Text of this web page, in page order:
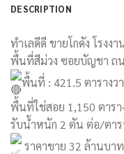
DESCRIPTION
ทำเลดีดี ขายโกดัง โรงง
พื้นที่สีม่วง ซอยบัญชา ถ
พื้นที่ : 421.5 ตารางวา
พื้นที่ใช่สอย 1,150 ตารา
รับน้ำหนัก 2 ตัน ต่อ/ตาร
ราคาขาย 32 ล้านบาท